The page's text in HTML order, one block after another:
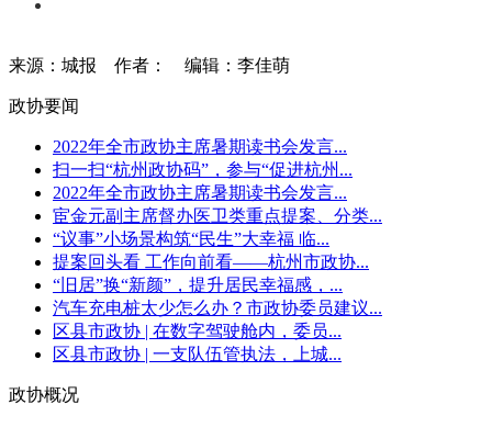
来源：城报 作者： 编辑：李佳萌
政协要闻
2022年全市政协主席暑期读书会发言...
扫一扫“杭州政协码”，参与“促进杭州...
2022年全市政协主席暑期读书会发言...
宦金元副主席督办医卫类重点提案、分类...
“议事”小场景构筑“民生”大幸福 临...
提案回头看 工作向前看——杭州市政协...
“旧居”换“新颜”，提升居民幸福感，...
汽车充电桩太少怎么办？市政协委员建议...
区县市政协 | 在数字驾驶舱内，委员...
区县市政协 | 一支队伍管执法，上城...
政协概况